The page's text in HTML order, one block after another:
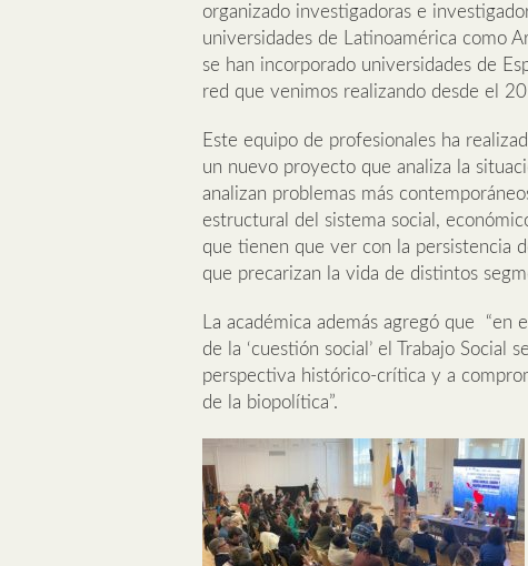
organizado investigadoras e
universidades de Latinoamérica como
se han incorporado universidades de
red que venimos realizando desde el
Este equipo de profesionales ha
un nuevo proyecto que analiza la
analizan problemas más
estructural del sistema social,
que tienen que ver con la persistencia
que precarizan la vida de distintos
La académica además agregó que “en
de la ‘cuestión social’ el Trabajo Social
perspectiva histórico-crítica y a
de la biopolítica”.